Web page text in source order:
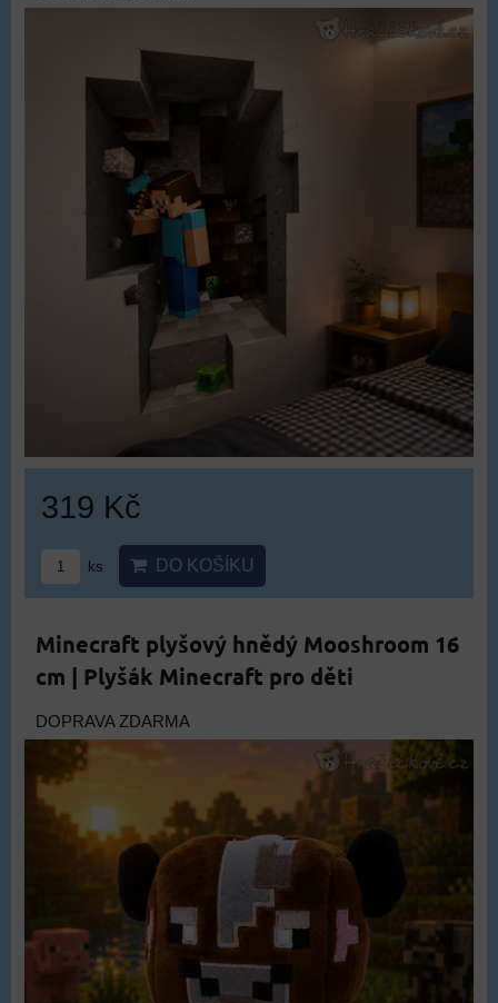
319 Kč
ks DO KOŠÍKU
Minecraft plyšový hnědý Mooshroom 16
cm | Plyšák Minecraft pro děti
DOPRAVA ZDARMA